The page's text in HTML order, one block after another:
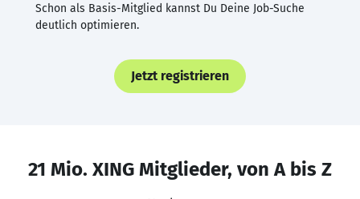
Schon als Basis-Mitglied kannst Du Deine Job-Suche
deutlich optimieren.
Jetzt registrieren
21 Mio. XING Mitglieder, von A bis Z